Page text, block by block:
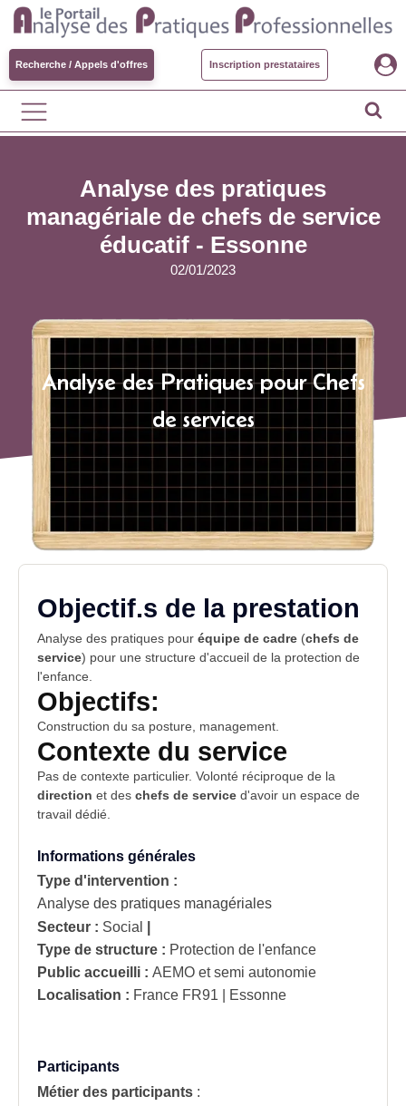
Recherche / Appels d'offres Inscription prestataires
Analyse des pratiques
managériale de chefs de service
éducatif - Essonne
02/01/2023
Analyse des Pratiques pour Chefs
de services
Objectif.s de la prestation
Analyse des pratiques pour équipe de cadre (chefs de
service) pour une structure d'accueil de la protection de
l'enfance
Objectifs:
Construction du sa posture , management.
Contexte du service
Pas de contexte particulier. Volonté réciproque de la
direction et des chefs de service d'avoir un espace de
travail dédié.
Informations générales
Type d'intervention :
Analyse des pratiques managériales
Secteur : Social
Type de structure : Protection de l'enfance
Public accueilli : AEMO et semi autonomie
Localisation : France FR91 | Essonne
Participants
Métier des participants :